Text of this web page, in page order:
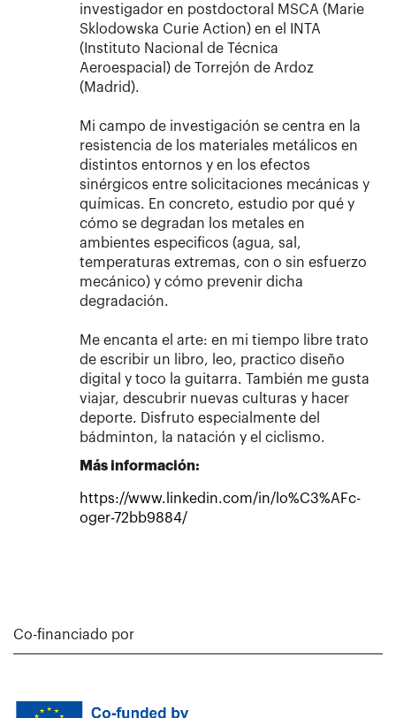
investigador en postdoctoral MSCA (Marie
Sklodowska Curie Action) en el INTA
(Instituto Nacional de Técnica
Aeroespacial) de Torrejón de Ardoz
(Madrid).
Mi campo de investigación se centra en la
resistencia de los materiales metálicos en
distintos entornos y en los efectos
sinérgicos entre solicitaciones mecánicas y
químicas. En concreto, estudio por qué y
cómo se degradan los metales en
ambientes especificos (agua, sal,
temperaturas extremas, con o sin esfuerzo
mecánico) y cómo prevenir dicha
degradación.
Me encanta el arte: en mi tiempo libre trato
de escribir un libro, leo, practico diseño
digital y toco la guitarra. También me gusta
viajar, descubrir nuevas culturas y hacer
deporte. Disfruto especialmente del
bádminton, la natación y el ciclismo.
Más información:
https://www.linkedin.com/in/lo%C3%AFc-
oger-72bb9884/
Co-financiado por